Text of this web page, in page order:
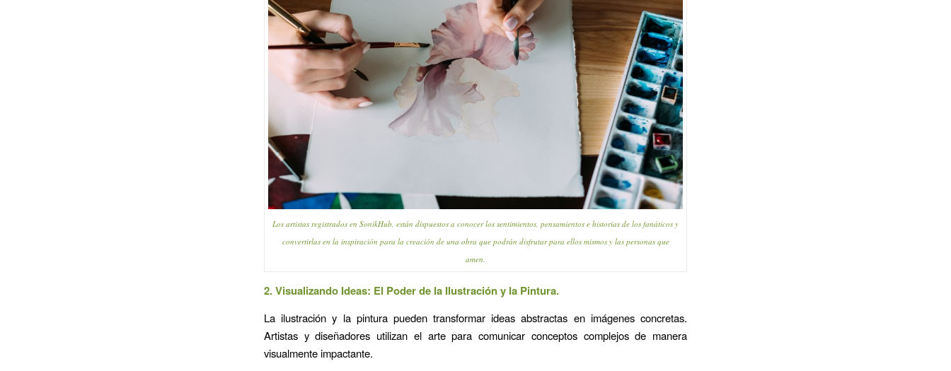
Los artistas registrados en SonikHub, están dispuestos a conocer los sentimientos, pensamientos e historias de los fanáticos y
convertirlas en la inspiración para la creación de una obra que podrán disfrutar para ellos mismos y las personas que
amen.
2. Visualizando Ideas: El Poder de la Ilustración y la Pintura.
La ilustración y la pintura pueden transformar ideas abstractas en imágenes concretas.
Artistas y diseñadores utilizan el arte para comunicar conceptos complejos de manera
visualmente impactante.